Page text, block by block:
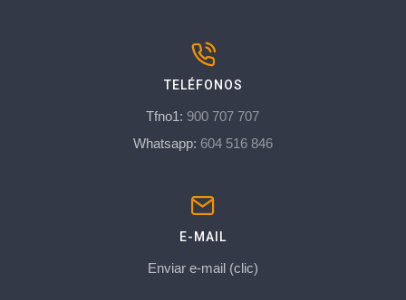
TELÉFONOS
Tfno1: 900 707 707
Whatsapp: 604 516 846
E-MAIL
Enviar e-mail (clic)